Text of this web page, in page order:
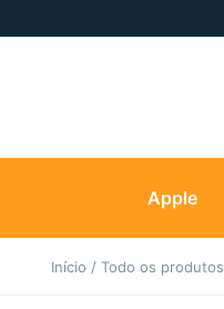
Apple
Início / Todo os produtos